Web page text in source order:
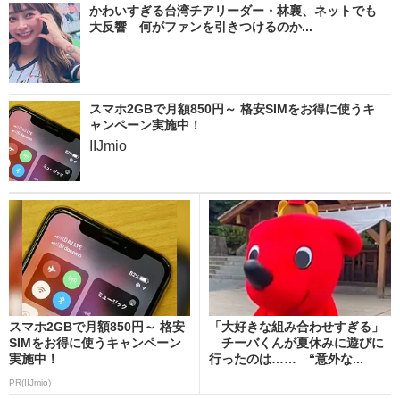
かわいすぎる台湾チアリーダー・林襄、ネットでも
大反響 何がファンを引きつけるのか...
スマホ2GBで月額850円～ 格安SIMをお得に使うキ
ャンペーン実施中！
IIJmio
スマホ2GBで月額850円～ 格安
SIMをお得に使うキャンペーン
実施中！
PR(IIJmio)
「大好きな組み合わせすぎる」
チーバくんが夏休みに遊びに
行ったのは…… “意外な...